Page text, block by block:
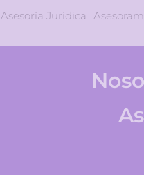
Asesoría Jurídica